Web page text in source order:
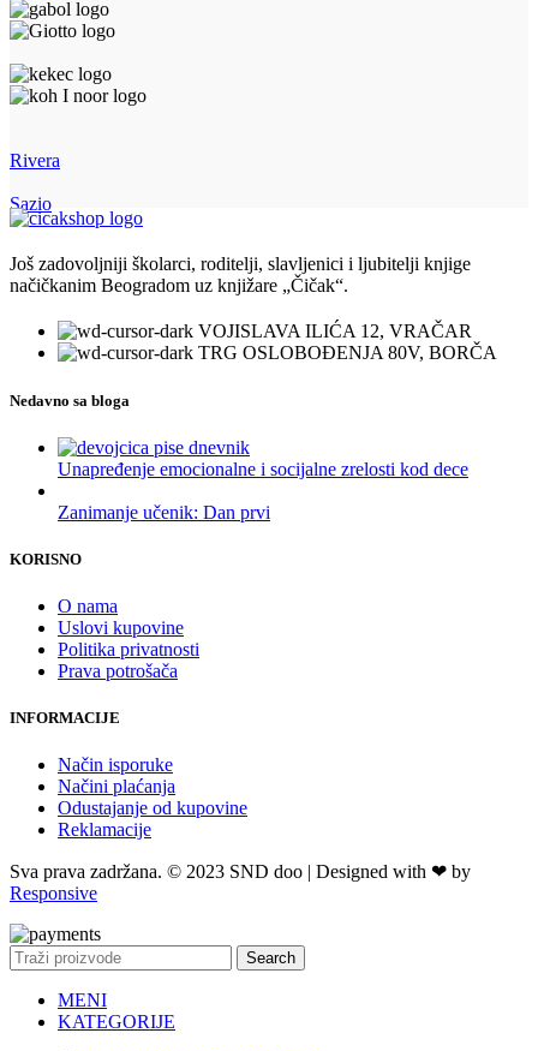
Rivera
Sazio
Još zadovoljniji školarci, roditelji, slavljenici i ljubitelji knjige
načičkanim Beogradom uz knjižare „Čičak“.
VOJISLAVA ILIĆA 12, VRAČAR
TRG OSLOBOĐENJA 80V, BORČA
Nedavno sa bloga
Unapređenje emocionalne i socijalne zrelosti kod dece
Zanimanje učenik: Dan prvi
KORISNO
O nama
Uslovi kupovine
Politika privatnosti
Prava potrošača
INFORMACIJE
Način isporuke
Načini plaćanja
Odustajanje od kupovine
Reklamacije
Sva prava zadržana. © 2023 SND doo | Designed with ❤ by
Responsive
Search
MENI
KATEGORIJE